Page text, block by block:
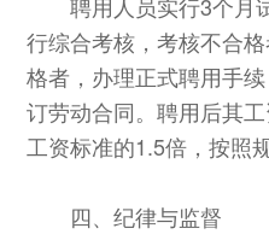
行综合考核，考核不合
格者，办理正式聘用手
订劳动合同。聘用后其
工资标准的1.5倍，按照
四、纪律与监督